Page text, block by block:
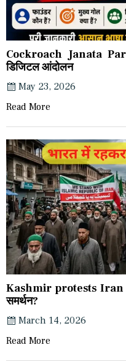
Cockroach Janata
डिजिटल आंदोलन
May 23, 2026
Read More
Kashmir protests Iran
समर्थन?
March 14, 2026
Read More